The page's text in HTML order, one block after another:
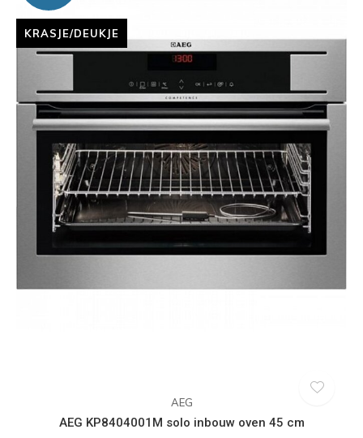
KRASJE/DEUKJE
AEG
AEG KP8404001M solo inbouw oven 45 cm